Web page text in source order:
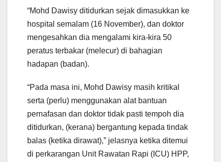
“Mohd Dawisy ditidurkan sejak dimasukkan ke
hospital semalam (16 November), dan doktor
mengesahkan dia mengalami kira-kira 50
peratus terbakar (melecur) di bahagian
hadapan (badan).
“Pada masa ini, Mohd Dawisy masih kritikal
serta (perlu) menggunakan alat bantuan
pernafasan dan doktor tidak pasti tempoh dia
ditidurkan, (kerana) bergantung kepada tindak
balas (ketika dirawat),” jelasnya ketika ditemui
di perkarangan Unit Rawatan Rapi (ICU) HPP,